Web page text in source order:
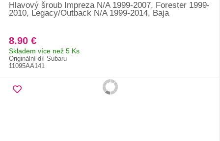
Hlavový šroub Impreza N/A 1999-2007, Forester 1999-
2010, Legacy/Outback N/A 1999-2014, Baja
8.90 €
Skladem více než 5 Ks
Originální díl Subaru
11095AA141